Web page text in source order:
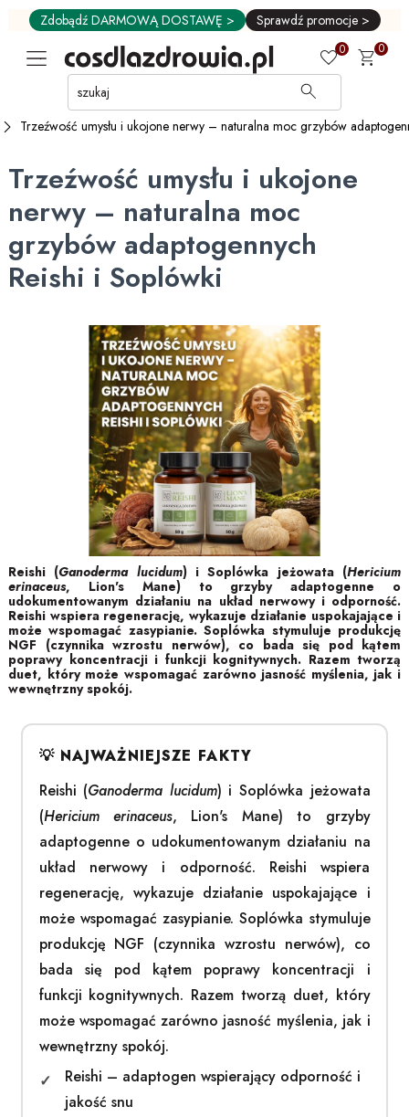
Przejdź
GŁÓWNEJ
ZAWARTOŚCI
MENU
UŻYTKOWNIKA
WYSZUKIWARKI
Zdobądź DARMOWĄ DOSTAWĘ > Sprawdź promocje >
0 0
Trzeźwość umysłu i ukojone nerwy – naturalna moc grzybów
Trzeźwość umysłu i ukojone
nerwy – naturalna moc
grzybów adaptogennych
Reishi i Soplówki
Reishi (Ganoderma lucidum) i Soplówka jeżowata (Hericium
erinaceus, Lion's Mane) to grzyby adaptogenne o
udokumentowanym działaniu na układ nerwowy i odporność.
Reishi wspiera regenerację, wykazuje działanie uspokajające i
może wspomagać zasypianie. Soplówka stymuluje produkcję
NGF (czynnika wzrostu nerwów), co bada się pod kątem
poprawy koncentracji i funkcji kognitywnych. Razem tworzą
duet, który może wspomagać zarówno jasność myślenia, jak i
wewnętrzny spokój.
Reishi (Ganoderma lucidum) i Soplówka jeżowata
(Hericium erinaceus, Lion's Mane) to grzyby
adaptogenne o udokumentowanym działaniu na
układ nerwowy i odporność. Reishi wspiera
regenerację, wykazuje działanie uspokajające i
może wspomagać zasypianie. Soplówka stymuluje
produkcję NGF (czynnika wzrostu nerwów), co
bada się pod kątem poprawy koncentracji i
funkcji kognitywnych. Razem tworzą duet, który
może wspomagać zarówno jasność myślenia, jak i
wewnętrzny spokój.
Reishi – adaptogen wspierający odporność i
jakość snu